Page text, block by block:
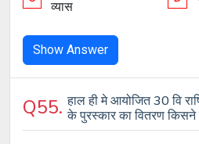
व्यास
Show Answer
Q55.हाल ही मे आयोजित 30 वि
के पुरस्कार का वितरण किसने